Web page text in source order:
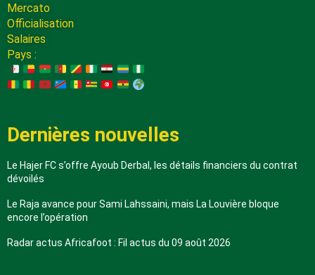
Mercato
Officialisation
Salaires
Pays :
Dernières nouvelles
Le Hajer FC s’offre Ayoub Derbal, les détails financiers du contrat
dévoilés
Le Raja avance pour Sami Lahssaini, mais La Louvière bloque
encore l’opération
Radar actus Africafoot : Fil actus du 09 août 2026